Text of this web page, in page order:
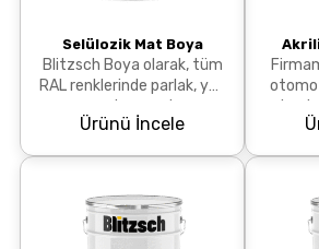
Selülozik Mat Boya
Blitzsch Boya olarak, tüm
RAL renklerinde parlak, yarı
mat ve mat
seçenekleriyle yüksek
Ürünü İncele